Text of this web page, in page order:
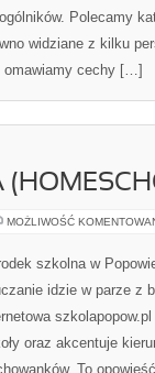
Polecamy
widziane z kilku
omawiamy cechy […]
MOŻLIWOŚĆ
szkolna w
idzie w parze z
oraz akcentuje
To